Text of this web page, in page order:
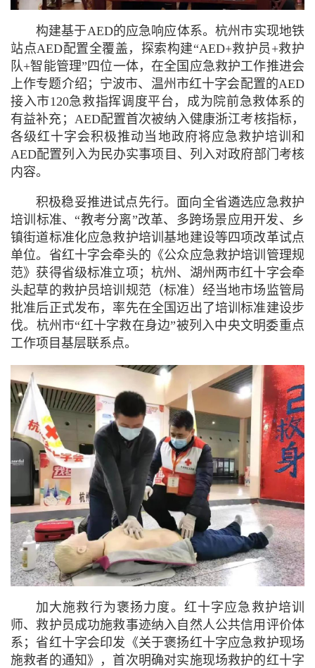
构建基于AED的应急响应体系。杭州市实现地铁
站点AED配置全覆盖，探索构建“AED+救护员+救护
队+智能管理”四位一体，在全国应急救护工作推进会
上作专题介绍；宁波市、温州市红十字会配置的AED
接入市120急救指挥调度平台，成为院前急救体系的
有益补充；AED配置首次被纳入健康浙江考核指标，
各级红十字会积极推动当地政府将应急救护培训和
AED配置列入为民办实事项目、列入对政府部门考核
内容。
积极稳妥推进试点先行。 面向全省遴选应急救护
培训标准、“教考分离”改革、多跨场景应用开发、乡
镇街道标准化应急救护培训基地建设等四项改革试点
单位。 省红十字会牵头的《公众应急救护培训管理规
范》获得省级标准立项；杭州、湖州两市红十字会牵
头起草的救护员培训规范（标准）经当地市场监管局
批准后正式发布，率先在全国迈出了培训标准建设步
伐。杭州市“红十字救在身边”被列入中央文明委重点
工作项目基层联系点。
加大施救行为褒扬力度。 红十字应急救护培训
师、救护员成功施救事迹纳入自然人公共信用评价体
系；省红十字会印发《关于褒扬红十字应急救护现场
施救者的通知》，首次明确对实施现场救护的红十字